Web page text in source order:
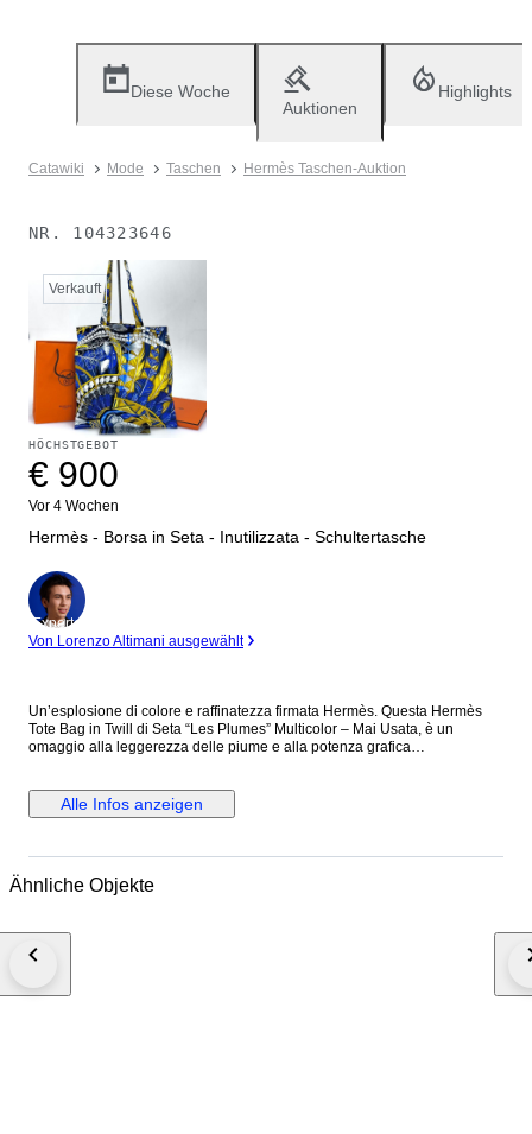
Diese Woche
Auktionen
Highlights
Catawiki Mode Taschen Hermès Taschen-Auktion
NR. 104323646
Verkauft
HÖCHSTGEBOT
€ 900
Vor 4 Wochen
Hermès - Borsa in Seta - Inutilizzata - Schultertasche
Experte
Von Lorenzo Altimani ausgewählt
Un’esplosione di colore e raffinatezza firmata Hermès. Questa Hermès
Tote Bag in Twill di Seta “Les Plumes” Multicolor – Mai Usata, è un
omaggio alla leggerezza delle piume e alla potenza grafica
pezzo da collezione. Perfetta per chi vuole distinguersi con un’eleganza
fuori dal comune anche nei momenti più casual. SCHEDA TECNICA
Usata è realizzata in seta e si racchiude nella sua sacca. Mai usata è
Hermès Tote Bag in Twill di Seta “Les Plumes” Multicolor – Mai Usata
Tote Bag in Twill di Seta “Les Plumes” Multicolor – Mai Usata Arriva
farsi regalare).
Alle Infos anzeigen
Ähnliche Objekte